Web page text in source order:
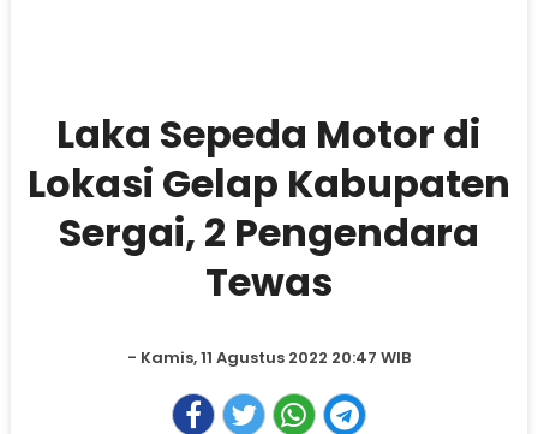
Laka Sepeda Motor di
Lokasi Gelap Kabupaten
Sergai, 2 Pengendara
Tewas
- Kamis, 11 Agustus 2022 20:47 WIB